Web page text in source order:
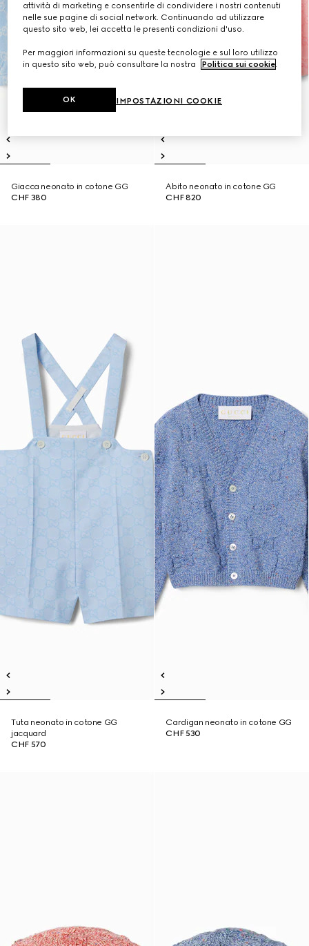
Giacca neonato in cotone GG
CHF 380
Abito neonato in cotone GG
CHF 820
Tuta neonato in cotone GG
jacquard
CHF 570
Cardigan neonato in cotone GG
CHF 530
attività di marketing e consentirle di condividere i nostri contenuti
nelle sue pagine di social network. Continuando ad utilizzare
questo sito web, lei accetta le presenti condizioni d'uso.
Per maggiori informazioni su queste tecnologie e sul loro utilizzo
in questo sito web, può consultare la nostra
Politica sui cookie.
IMPOSTAZIONI COOKIE
OK